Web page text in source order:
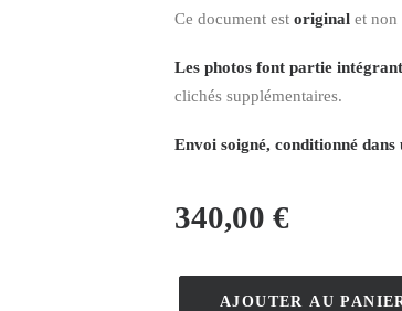
Ce document est original et non
Les photos font partie
clichés supplémentaires.
Envoi soigné, conditionné
340,00 €
AJOUTER AU